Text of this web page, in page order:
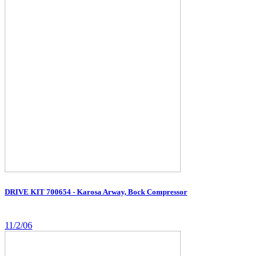
DRIVE KIT 700654 - Karosa Arway, Bock Compressor
11/2/06